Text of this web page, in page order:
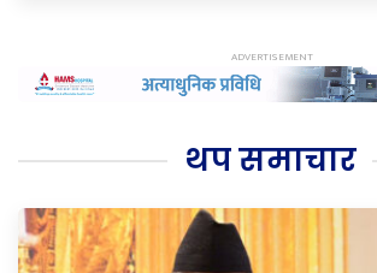
थप समाचार